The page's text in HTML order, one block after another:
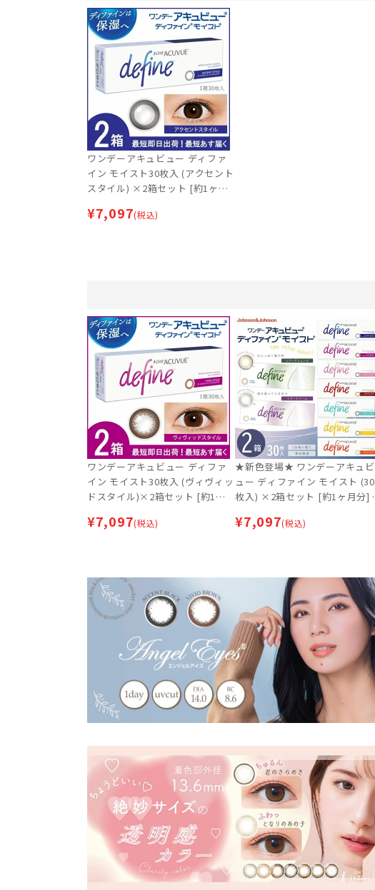
ワンデーアキュビュー ディファ
イン モイスト30枚入 (アクセント
スタイル) ×2箱セット [約1ヶ月
ークルレンズ
¥7,097(税込)
ワンデーアキュビュー ディファ
イン モイスト30枚入 (ヴィヴィッ
ドスタイル)×2箱セット [約1ヶ
サークルレンズ
¥7,097(税込)
★新色登場★ ワンデーアキュビ
ュー ディファイン モイスト (30
枚入) ×2箱セット [約1ヶ月分] |
ルレンズ
¥7,097(税込)